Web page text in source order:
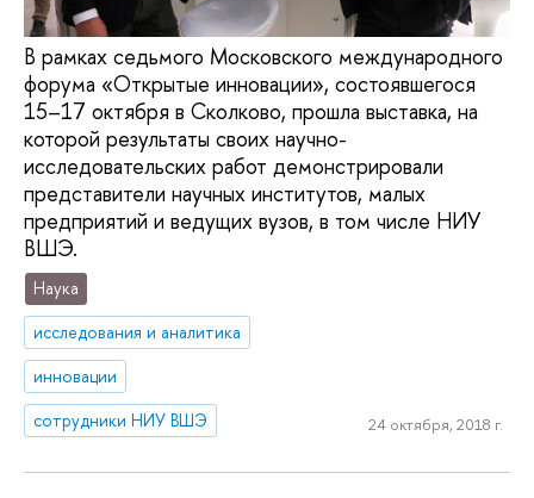
В рамках седьмого Московского международного
форума «Открытые инновации», состоявшегося
15–17 октября в Сколково, прошла выставка, на
которой результаты своих научно-
исследовательских работ демонстрировали
представители научных институтов, малых
предприятий и ведущих вузов, в том числе НИУ
ВШЭ.
Наука
исследования и аналитика
инновации
сотрудники НИУ ВШЭ
24 октября, 2018 г.